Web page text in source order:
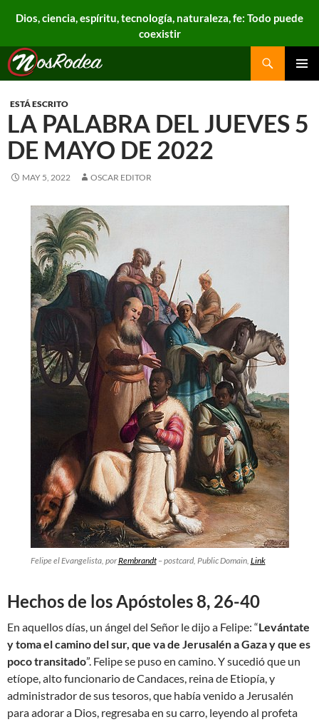
Dios, ciencia, espíritu, tecnología, naturaleza, fe: Todo puede
coexistir
Nos Rodea
Search
ESTÁ ESCRITO
LA PALABRA DEL JUEVES 5
DE MAYO DE 2022
MAY 5, 2022 OSCAR EDITOR
Felipe el Evangelista, porRembrandt– postcard, Public Domain, Link
Hechos de los Apóstoles 8, 26-40
En aquellos días, un ángel del Señor le dijo a Felipe: “Levántate
y toma el camino del sur, que va de Jerusalén a Gaza y que es
poco transitado”. Felipe se puso en camino. Y sucedió que un
etíope, alto funcionario de Candaces, reina de Etiopía, y
administrador de sus tesoros, que había venido a Jerusalén
para adorar a Dios, regresaba en su carro, leyendo al profeta